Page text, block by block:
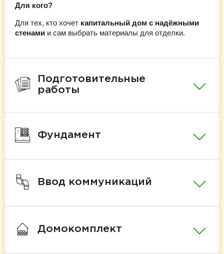
Для кого?
Для тех, кто хочет капитальный дом с надёжными
стенами и сам выбрать материалы для отделки.
Подготовительные
работы
Фундамент
Ввод коммуникаций
Домокомплект